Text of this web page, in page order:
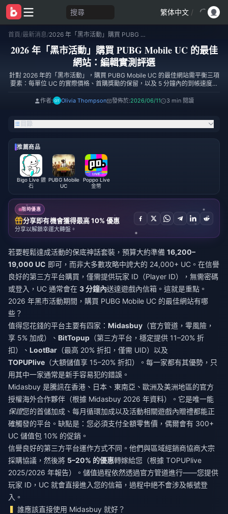
搜尋 繁体中文 /
首頁/最新消息/ 2026 年「黑市活動」購買 PUBG Mobile UC 的最佳網站：編輯實測評選
2026 年「黑市活動」購買 PUBG Mobile UC 的最佳
網站：編輯實測評選
針對 2026 年的「黑市活動」，購買 PUBG Mobile UC 的最佳網站需平衡三項
要素：每單位 UC 的實際價格、首購獎勵的保留，以及 5 分鐘內的到帳速度。
略——首選 **Midasbuy 以獲取首購獎勵（額外贈送 5% UC）**，隨後針對大
作者: Olivia Thompson 發佈於:2026/06/11 3 min 閱讀
目錄
推薦商品
Bigo Live 鑽
石
PUBG Mobile
UC
Poppo Live
金幣
限時優惠
分享即有機會獲得最高 10% 優惠
分享以解鎖幸運大轉盤。
若要輕鬆達成活動的保底神話套裝，預算大約準備 16,200–
19,000 UC 即可，而非大多數攻略中誇大的 24,000+ UC。在信譽
良好的第三方平台購買，僅需提供玩家 ID（Player ID），無需密碼
或登入，UC 通常會在 3 分鐘內送達遊戲內信箱。這就是重點。
2026 年黑市活動期間，購買 PUBG Mobile UC 的最佳網站有哪
些？
值得您花錢的平台主要有四家： Midasbuy （官方管道，零風險，
享 5% 加成）、 BitTopup （第三方平台，穩定提供 11–20% 折
扣）、 LootBar （最高 20% 折扣，僅需 UID）以及
TOPUPlive （大額儲值享 15–20% 折扣）。每一家都有其優勢，只
用其中一家通常是新手容易犯的錯誤。
Midasbuy 是騰訊在香港、日本、東南亞、歐洲及美洲地區的官方
授權海外合作夥伴（根據 Midasbuy 2026 年資料）。它是唯一能
保證您的首儲加成、每月循環加成以及活動相關遊戲內贈禮都能正
確觸發的平台。缺點是：您必須支付全額零售價，偶爾會有 300+
UC 儲值包 10% 的促銷。
信譽良好的第三方平台運作方式不同。他們與區域經銷商協商大宗
採購協議，然後將 5–20% 的優惠轉嫁給您（根據 TOPUPlive
2025/2026 年報告）。儲值過程依然透過官方管道進行——您提供
玩家 ID，UC 就會直接進入您的信箱，過程中絕不會涉及帳號登
入。
誰應該直接使用 Midasbuy 就好？